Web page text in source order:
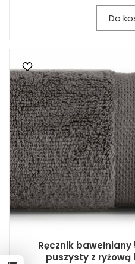
Do
Ręcznik bawełniany
puszysty z